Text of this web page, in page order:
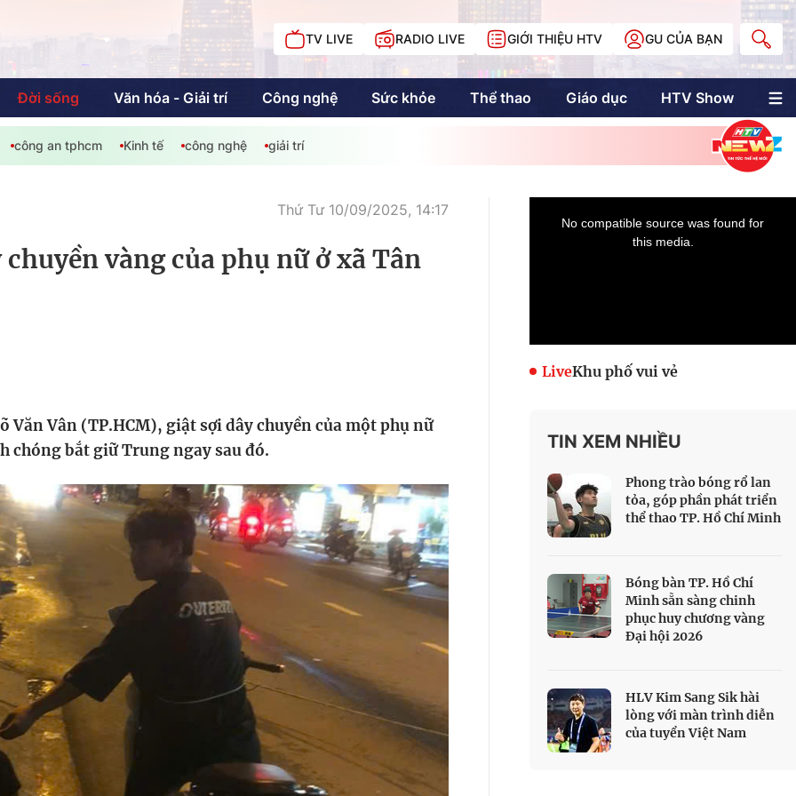
TV LIVE RADIO LIVE GIỚI THIỆU HTV GU CỦA BẠN
Đời sống Văn hóa - Giải trí Công nghệ Sức khỏe Thể thao Giáo dục HTV Show
trí
Giáo dục Kinh tế
đình
trình
Phim truyền hình
Made By Vietnam
Innovation Fest
Chung một tấm
lòng
Cuộc đua offroad
HTV
SEA Games 33
Multimedia
Multiform
Doanh nhân Sài
Gòn
công an tphcm Kinh tế công nghệ giải trí
Thứ Tư 10/09/2025, 14:17
vàng của phụ nữ ở xã Tân
Văn Vân (TP.HCM), giật sợi dây chuyền của một phụ nữ
chóng bắt giữ Trung ngay sau đó.
LiveKhu phố vui vẻ
TIN XEM NHIỀU
Phong trào bóng rổ lan
tỏa, góp phần phát triển
thể thao TP. Hồ Chí Minh
Bóng bàn TP. Hồ Chí
Minh sẵn sàng chinh
phục huy chương vàng
Đại hội 2026
HLV Kim Sang Sik hài
lòng với màn trình diễn
của tuyển Việt Nam